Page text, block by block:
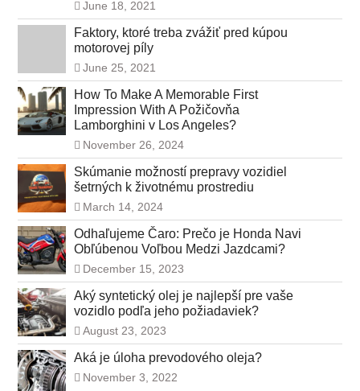
June 18, 2021
Faktory, ktoré treba zvážiť pred kúpou
motorovej píly
June 25, 2021
How To Make A Memorable First
Impression With A Požičovňa
Lamborghini v Los Angeles?
November 26, 2024
Skúmanie možností prepravy vozidiel
šetrných k životnému prostrediu
March 14, 2024
Odhaľujeme Čaro: Prečo je Honda Navi
Obľúbenou Voľbou Medzi Jazdcami?
December 15, 2023
Aký syntetický olej je najlepší pre vaše
vozidlo podľa jeho požiadaviek?
August 23, 2023
Aká je úloha prevodového oleja?
November 3, 2022